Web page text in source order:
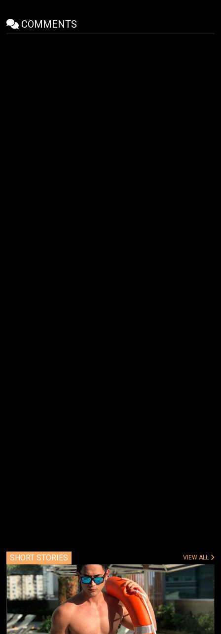
COMMENTS
SHORT STORIES VIEW ALL